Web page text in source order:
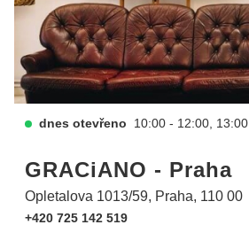
dnes otevřeno 10:00 - 12:00,
GRACiANO - Praha
Opletalova 1013/59, Praha, 110 00
+420 725 142 519